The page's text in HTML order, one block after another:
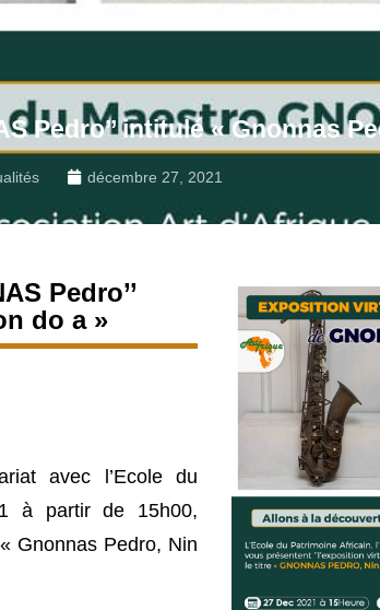
Pedro’’ intitulé « Gnonnas
décembre 27, 2021
Pedro’’
do a »
avec l’Ecole du
à partir de 15h00,
Gnonnas Pedro, Nin